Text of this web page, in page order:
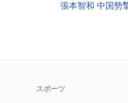
張本智和 中国勢
スポーツ